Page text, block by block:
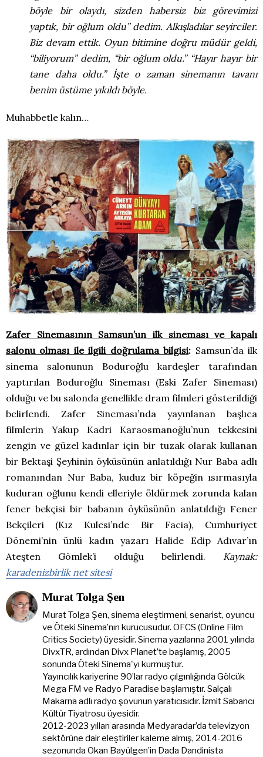
böyle bir olaydı, sizden habersiz biz görevimizi
yaptık, bir oğlum oldu” dedim. Alkışladılar seyirciler.
Biz devam ettik. Oyun bitimine doğru müdür geldi,
“biliyorum” dedim, “bir oğlum oldu.” “Hayır hayır bir
tane daha oldu.” İşte o zaman sinemanın tavanı
benim üstüme yıkıldı böyle.
Muhabbetle kalın…
Zafer Sinemasının Samsun’un ilk sineması ve kapalı
salonu olması ile ilgili doğrulama bilgisi: Samsun’da ilk
sinema salonunun Boduroğlu kardeşler tarafından
yaptırılan Boduroğlu Sineması (Eski Zafer Sineması)
olduğu ve bu salonda genellikle dram filmleri gösterildiği
belirlendi. Zafer Sineması’nda yayınlanan başlıca
filmlerin Yakup Kadri Karaosmanoğlu’nun tekkesini
zengin ve güzel kadınlar için bir tuzak olarak kullanan
bir Bektaşi Şeyhinin öyküsünün anlatıldığı Nur Baba adlı
romanından Nur Baba, kuduz bir köpeğin ısırmasıyla
kuduran oğlunu kendi elleriyle öldürmek zorunda kalan
fener bekçisi bir babanın öyküsünün anlatıldığı Fener
Bekçileri (Kız Kulesi’nde Bir Facia), Cumhuriyet
Dönemi’nin ünlü kadın yazarı Halide Edip Adıvar’ın
Ateşten Gömlek’i olduğu belirlendi. Kaynak:
karadenizbirlik net sitesi
Murat Tolga Şen
Murat Tolga Şen, sinema eleştirmeni, senarist, oyuncu
ve Öteki Sinema’nın kurucusudur. OFCS (Online Film
Critics Society) üyesidir. Sinema yazılarına 2001 yılında
DivxTR, ardından Divx Planet’te başlamış, 2005
sonunda Öteki Sinema'yı kurmuştur.
Yayıncılık kariyerine 90’lar radyo çılgınlığında Gölcük
Mega FM ve Radyo Paradise başlamıştır. Salçalı
Makarna adlı radyo şovunun yaratıcısıdır. İzmit Sabancı
Kültür Tiyatrosu üyesidir.
2012-2023 yılları arasında Medyaradar’da televizyon
sektörüne dair eleştiriler kaleme almış, 2014-2016
sezonunda Okan Bayülgen’in Dada Dandinista